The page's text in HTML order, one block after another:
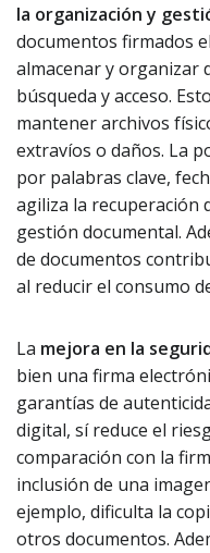
la organización y
documentos firmados
almacenar y organizar
búsqueda y acceso.
mantener archivos
extravíos o daños. La
por palabras clave,
agiliza la recuperación
gestión documental.
de documentos
al reducir el consumo
La mejora en la
bien una firma
garantías de
digital, sí reduce el
comparación con la
inclusión de una
ejemplo, dificulta la
otros documentos.